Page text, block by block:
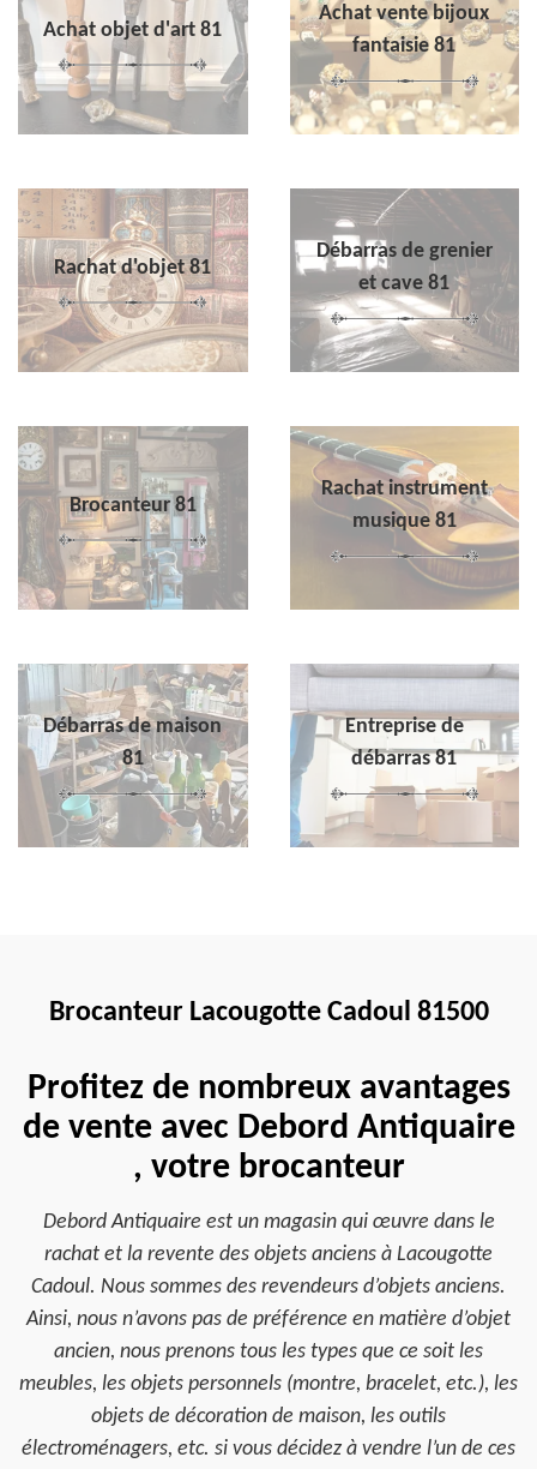
Achat objet d'art 81
Achat vente bijoux
fantaisie 81
Rachat d'objet 81
Débarras de grenier
et cave 81
Brocanteur 81
Rachat instrument
musique 81
Débarras de maison
81
Entreprise de
débarras 81
Brocanteur Lacougotte Cadoul 81500
Profitez de nombreux avantages
de vente avec Debord Antiquaire
, votre brocanteur
Debord Antiquaire est un magasin qui œuvre dans le
rachat et la revente des objets anciens à Lacougotte
Cadoul. Nous sommes des revendeurs d’objets anciens.
Ainsi, nous n’avons pas de préférence en matière d’objet
ancien, nous prenons tous les types que ce soit les
meubles, les objets personnels (montre, bracelet, etc.), les
objets de décoration de maison, les outils
électroménagers, etc. si vous décidez à vendre l’un de ces